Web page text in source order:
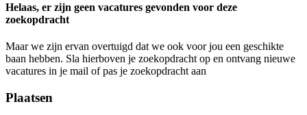
Helaas, er zijn geen vacatures gevonden voor deze
zoekopdracht
Maar we zijn ervan overtuigd dat we ook voor jou een geschikte
baan hebben. Sla hierboven je zoekopdracht op en ontvang nieuwe
vacatures in je mail of pas je zoekopdracht aan
Plaatsen